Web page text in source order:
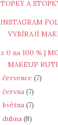
TOPKY A
INSTAGRAM
VYBÍRAJÍ
z 0 na 100 % |
MAKEUP
července (7)
června (7)
května (7)
dubna (8)